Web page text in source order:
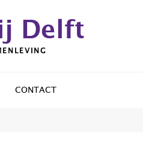
Delft
CONTACT